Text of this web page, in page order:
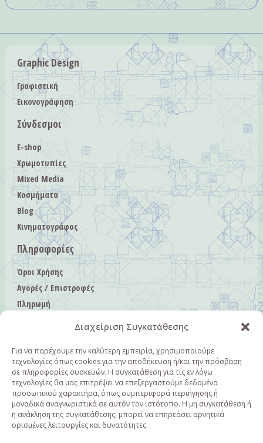
Διαχείριση Συγκατάθεσης
Για να παρέχουμε την καλύτερη εμπειρία, χρησιμοποιούμε
τεχνολογίες όπως cookies για την αποθήκευση ή/και την πρόσβαση
σε πληροφορίες συσκευών. Η συγκατάθεση για τις εν λόγω
τεχνολογίες θα μας επιτρέψει να επεξεργαστούμε δεδομένα
προσωπικού χαρακτήρα, όπως συμπεριφορά περιήγησης ή
μοναδικά αναγνωριστικά σε αυτόν τον ιστότοπο. Η μη συγκατάθεση ή
η ανάκληση της συγκατάθεσης, μπορεί να επηρεάσει αρνητικά
ορισμένες λειτουργίες και δυνατότητες.
Graphic Design
Γραφιστική
Εικονογράφηση
Σύνδεσμοι
E-shop
Χρωμοτυπίες
Mixed Media
Κοσμήματα
Blog
Κινηματογράφος
Πληροφορίες
Όροι Χρήσης
Αγορές / Επιστροφές
Πληρωμή
Πολιτική Απορρήτου
Πολιτική Cookies
Επικοινωνία
Επικοινωνία
+30 6940362482
info@fieldsofcolor.gr